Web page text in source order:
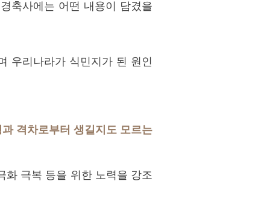
축사에는 어떤 내용이 담겼을
우리나라가 식민지가 된 원인
격차로부터 생길지도 모르는
화 극복 등을 위한 노력을 강조